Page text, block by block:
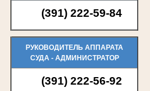
(391) 222-59-84
РУКОВОДИТЕЛЬ АППАРАТА
СУДА - АДМИНИСТРАТОР
(391) 222-56-92